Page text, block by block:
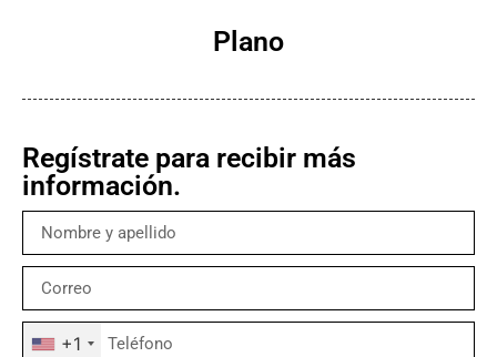
Regístrate para recibir más
información.
+1
Plano